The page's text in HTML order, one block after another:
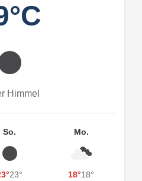
Himmel
So.
23°
Mo.
18°18°